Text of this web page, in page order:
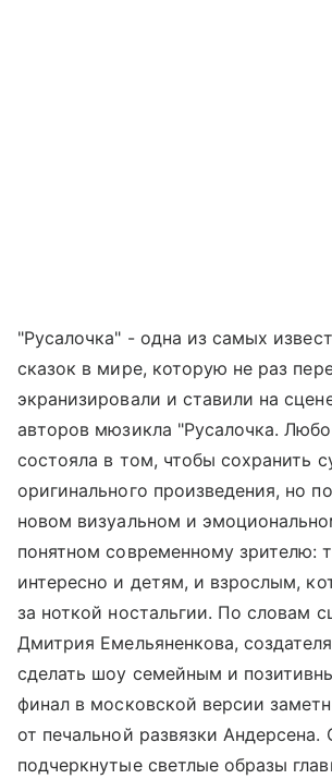
"Русалочка" - одна из самых
сказок в мире, которую не раз
экранизировали и ставили на
авторов мюзикла "Русалочка.
состояла в том, чтобы сохранить
оригинального произведения, но
новом визуальном и
понятном современному зрителю:
интересно и детям, и взрослым,
за ноткой ностальгии. По словам
Дмитрия Емельяненкова,
сделать шоу семейным и
финал в московской версии
от печальной развязки
подчеркнутые светлые образы